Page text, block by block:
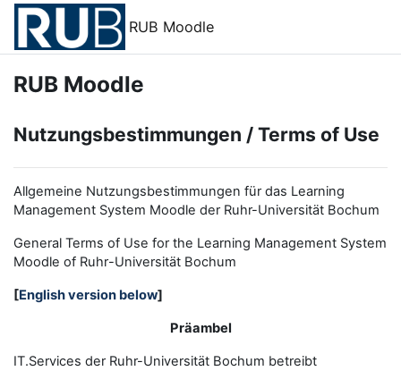
Zum Hauptinhalt
RUB Moodle
RUB Moodle
Nutzungsbestimmungen / Terms of Use
Allgemeine Nutzungsbestimmungen für das Learning
Management System Moodle der Ruhr-Universität Bochum
General Terms of Use for the Learning Management System
Moodle of Ruhr-Universität Bochum
[English version below]
Präambel
IT.Services der Ruhr-Universität Bochum betreibt